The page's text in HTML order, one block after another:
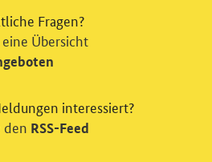
und / oder
Fragen?
Übersicht
interessiert?
den RSS-Feed